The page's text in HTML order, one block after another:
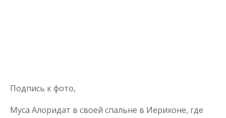
Подпись к фото,
Муса Алоридат в своей спальне в Иерихоне, где